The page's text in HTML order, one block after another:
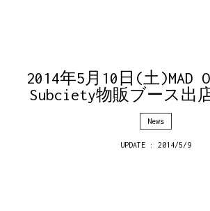
2014年5月10日(土
Subciety物販ブース出
News
UPDATE : 2014/5/9